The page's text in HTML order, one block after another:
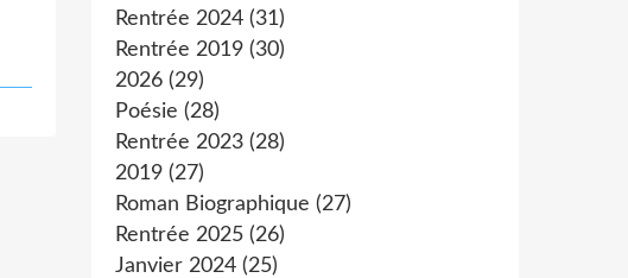
Rentrée 2024 (31)
Rentrée 2019 (30)
2026 (29)
Poésie (28)
Rentrée 2023 (28)
2019 (27)
Roman Biographique (27)
Rentrée 2025 (26)
Janvier 2024 (25)